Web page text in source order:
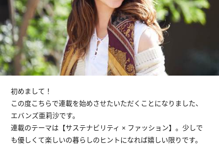
初めまして！
この度こちらで連載を始めさせたいただくことになりました、
エバンズ亜莉沙です。
連載のテーマは【サステナビリティ × ファッション】。少しで
も優しくて楽しいの暮らしのヒントになれば嬉しい限りです。